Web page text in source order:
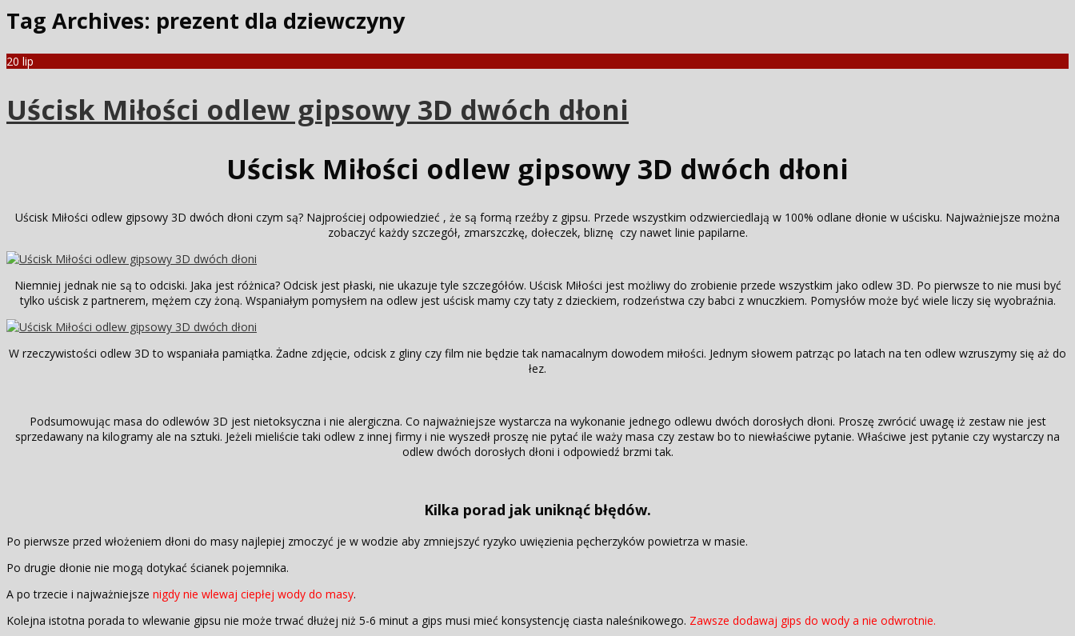
Tag Archives: prezent dla dziewczyny
20 lip
Uścisk Miłości odlew gipsowy 3D dwóch dłoni
Uścisk Miłości odlew gipsowy 3D dwóch dłoni
Uścisk Miłości odlew gipsowy 3D dwóch dłoni czym są? Najprościej odpowiedzieć , że są formą rzeźby z gipsu. Przede wszystkim odzwierciedlają w 100% odlane dłonie w uścisku. Najważniejsze można
zobaczyć każdy szczegół, zmarszczkę, dołeczek, bliznę czy nawet linie papilarne.
Niemniej jednak nie są to odciski. Jaka jest różnica? Odcisk jest płaski, nie ukazuje tyle szczegółów. Uścisk Miłości jest możliwy do zrobienie przede wszystkim jako odlew 3D. Po pierwsze to nie musi być
tylko uścisk z partnerem, mężem czy żoną. Wspaniałym pomysłem na odlew jest uścisk mamy czy taty z dzieckiem, rodzeństwa czy babci z wnuczkiem. Pomysłów może być wiele liczy się wyobraźnia.
W rzeczywistości odlew 3D to wspaniała pamiątka. Żadne zdjęcie, odcisk z gliny czy film nie będzie tak namacalnym dowodem miłości. Jednym słowem patrząc po latach na ten odlew wzruszymy się aż do
łez.
Podsumowując masa do odlewów 3D jest nietoksyczna i nie alergiczna. Co najważniejsze wystarcza na wykonanie jednego odlewu dwóch dorosłych dłoni. Proszę zwrócić uwagę iż zestaw nie jest
sprzedawany na kilogramy ale na sztuki. Jeżeli mieliście taki odlew z innej firmy i nie wyszedł proszę nie pytać ile waży masa czy zestaw bo to niewłaściwe pytanie. Właściwe jest pytanie czy wystarczy na
odlew dwóch dorosłych dłoni i odpowiedź brzmi tak.
Kilka porad jak uniknąć błędów.
Po pierwsze przed włożeniem dłoni do masy najlepiej zmoczyć je w wodzie aby zmniejszyć ryzyko uwięzienia pęcherzyków powietrza w masie.
Po drugie dłonie nie mogą dotykać ścianek pojemnika.
A po trzecie i najważniejsze nigdy nie wlewaj ciepłej wody do masy.
Kolejna istotna porada to wlewanie gipsu nie może trwać dłużej niż 5-6 minut a gips musi mieć konsystencję ciasta naleśnikowego. Zawsze dodawaj gips do wody a nie odwrotnie.